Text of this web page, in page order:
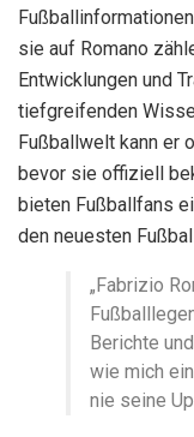
sie auf Romano
Entwicklungen und
tiefgreifenden
Fußballwelt kann er
bevor sie offiziell
bieten Fußballfans
den neuesten
„Fabrizio
Berichte
wie mich
nie seine